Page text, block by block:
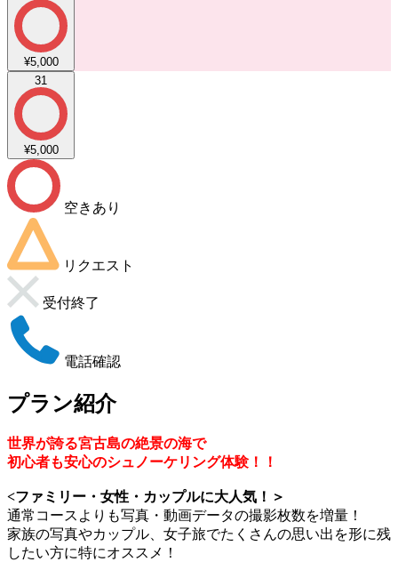
¥5,000
31
¥5,000
空きあり
リクエスト
受付終了
電話確認
プラン紹介
世界が誇る宮古島の絶景の海で
初心者も安心のシュノーケリング体験！！
<ファミリー・女性・カップルに大人気！＞
通常コースよりも写真・動画データの撮影枚数を増量！
家族の写真やカップル、女子旅でたくさんの思い出を形に残
したい方に特にオススメ！